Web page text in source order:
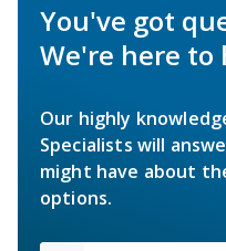
You've got
We're here to
Our highly
Specialists will
might have about
options.